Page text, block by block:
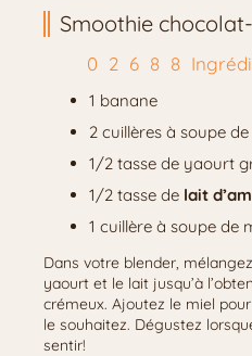
Smoothie
1 banane
2 cuillères à soupe
1/2 tasse de yaourt
1/2 tasse de lait
1 cuillère à soupe de
Dans votre blender,
yaourt et le lait jusqu’à
crémeux. Ajoutez le miel
le souhaitez. Dégustez
sentir!